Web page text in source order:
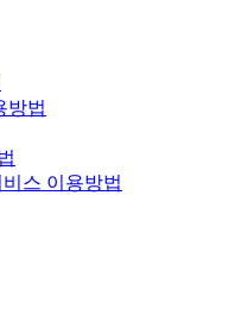
방법
스 이용방법